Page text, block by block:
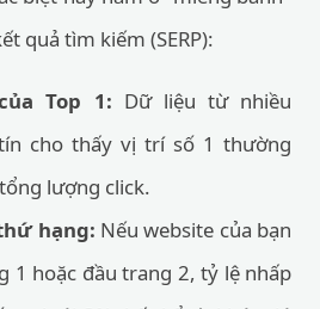
quả tìm kiếm (SERP):
Top 1: Dữ liệu từ nhiều
cho thấy vị trí số 1 thường
lượng click.
hạng: Nếu website của bạn
1 hoặc đầu trang 2, tỷ lệ nhấp